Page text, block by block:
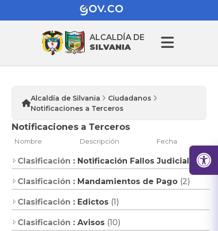
ALCALDÍA DE
SILVANIA
Alcaldía de Silvania
Ciudadanos
Notificaciones a Terceros
Notificaciones a Terceros
Nombre Descripción Fecha
Clasificación : Notificación Fallos Judiciales(1)
Clasificación : Mandamientos de Pago (2)
Clasificación : Edictos (1)
Clasificación : Avisos (10)